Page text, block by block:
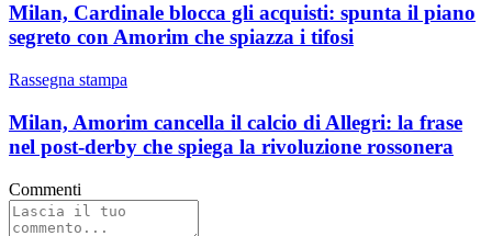
Milan, Cardinale blocca gli acquisti: spunta il piano
segreto con Amorim che spiazza i tifosi
Rassegna stampa
Milan, Amorim cancella il calcio di Allegri: la frase
nel post-derby che spiega la rivoluzione rossonera
Commenti